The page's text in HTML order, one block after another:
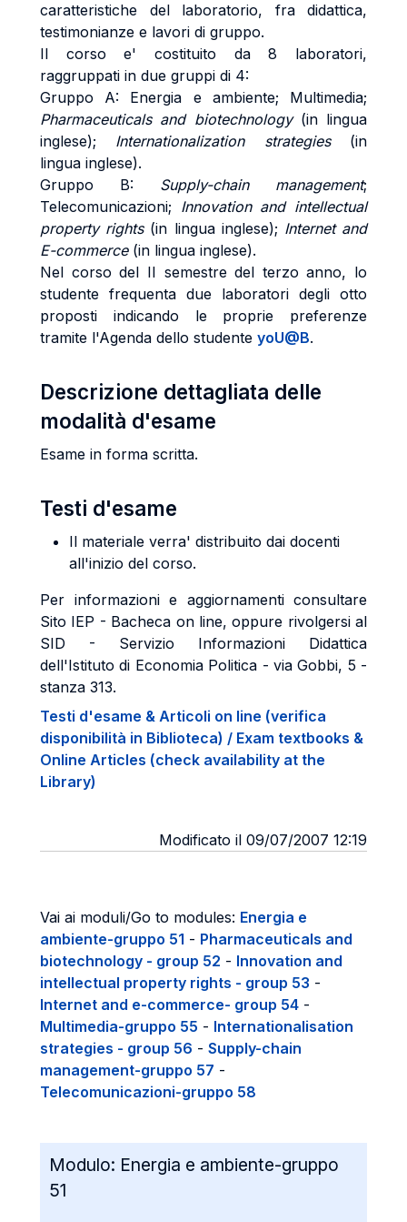
caratteristiche del laboratorio, fra didattica,
testimonianze e lavori di gruppo.
Il corso e' costituito da 8 laboratori,
raggruppati in due gruppi di 4:
Gruppo A: Energia e ambiente; Multimedia;
Pharmaceuticals and biotechnology(in lingua
inglese); Internationalization strategies (in
lingua inglese).
Gruppo B: Supply-chain management;
Telecomunicazioni; Innovation and intellectual
property rights (in lingua inglese); Internet and
E-commerce (in lingua inglese).
Nel corso del II semestre del terzo anno, lo
studente frequenta due laboratori degli otto
proposti indicando le proprie preferenze
tramite l'Agenda dello studente yoU@B.
Descrizione dettagliata delle
modalità d'esame
Esame in forma scritta.
Testi d'esame
Il materiale verra' distribuito dai docenti
all'inizio del corso.
Per informazioni e aggiornamenti consultare
Sito IEP - Bacheca on line, oppure rivolgersi al
SID - Servizio Informazioni Didattica
dell'Istituto di Economia Politica - via Gobbi, 5 -
stanza 313.
Testi d'esame & Articoli on line (verifica
disponibilità in Biblioteca) / Exam textbooks &
Online Articles (check availability at the
Library)
Modificato il 09/07/2007 12:19
Vai ai moduli/Go to modules: Energia e
ambiente-gruppo 51 - Pharmaceuticals and
biotechnology - group 52 - Innovation and
intellectual property rights - group 53 -
Internet and e-commerce- group 54 -
Multimedia-gruppo 55 - Internationalisation
strategies - group 56 - Supply-chain
management-gruppo 57 -
Telecomunicazioni-gruppo 58
Modulo: Energia e ambiente-gruppo
51